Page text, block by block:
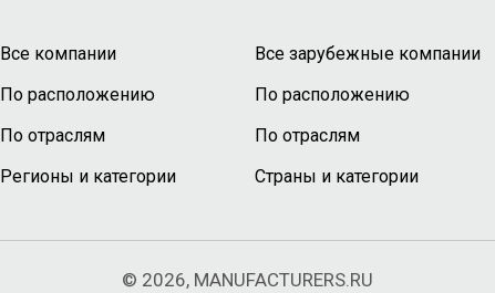
Все компании
По расположению
По отраслям
Регионы и категории
Все зарубежные компании
По расположению
По отраслям
Страны и категории
© 2026, MANUFACTURERS.RU